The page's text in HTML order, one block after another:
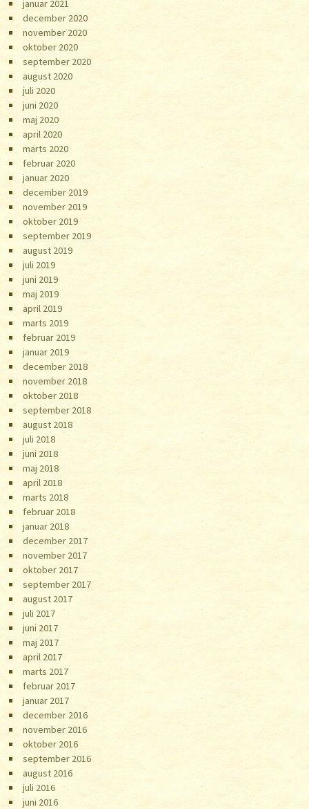
januar 2021
december 2020
november 2020
oktober 2020
september 2020
august 2020
juli 2020
juni 2020
maj 2020
april 2020
marts 2020
februar 2020
januar 2020
december 2019
november 2019
oktober 2019
september 2019
august 2019
juli 2019
juni 2019
maj 2019
april 2019
marts 2019
februar 2019
januar 2019
december 2018
november 2018
oktober 2018
september 2018
august 2018
juli 2018
juni 2018
maj 2018
april 2018
marts 2018
februar 2018
januar 2018
december 2017
november 2017
oktober 2017
september 2017
august 2017
juli 2017
juni 2017
maj 2017
april 2017
marts 2017
februar 2017
januar 2017
december 2016
november 2016
oktober 2016
september 2016
august 2016
juli 2016
juni 2016